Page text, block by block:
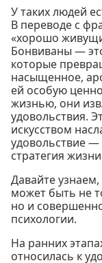
У таких людей
В переводе с
«хорошо
Бонвиваны —
которые
насыщенное,
ей особую
жизнью, они
удовольствия.
искусством
удовольствие —
стратегия
Давайте
может быть не
но и
психологии.
На ранних
относилась к